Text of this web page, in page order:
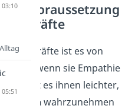
als Voraussetzung
ist es von
wenn sie Empathie
fällt es ihnen leichter,
wahrzunehmen